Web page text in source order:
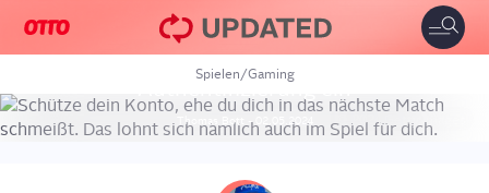
Toggle
Spielen/Gaming
© 2024 Getty Images
Fort­ni­te: So rich­test du die Zwei-Fak­tor-
Authen­ti­fi­zie­rung ein
Thomas Bott - 02.05.2024